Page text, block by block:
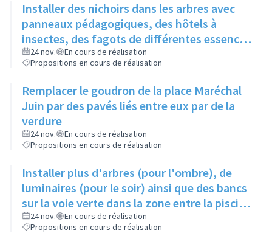
Installer des nichoirs dans les arbres avec
panneaux pédagogiques, des hôtels à
insectes, des fagots de différentes essences
pour stimuler la biodiversité sur la place du
Château à la Roue
24 nov.
En cours de réalisation
Propositions en cours de réalisation
Remplacer le goudron de la place Maréchal
Juin par des pavés liés entre eux par de la
verdure
24 nov.
En cours de réalisation
Propositions en cours de réalisation
Installer plus d'arbres (pour l'ombre), de
luminaires (pour le soir) ainsi que des bancs
sur la voie verte dans la zone entre la piscine
et la rue de l'Industrie
24 nov.
En cours de réalisation
Propositions en cours de réalisation